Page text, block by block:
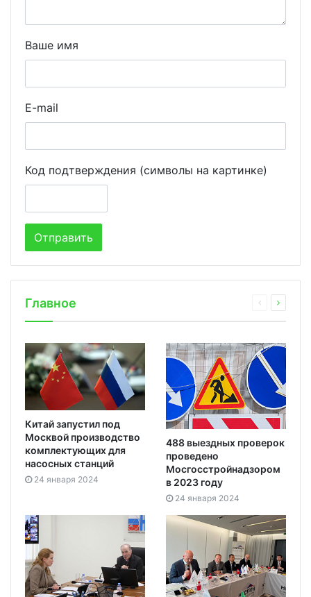
Ваше имя
E-mail
Код подтверждения (символы на картинке)
Главное
Китай запустил под
Москвой производство
комплектующих для
насосных станций
24 января 2024
488 выездных проверок
проведено
Мосгосстройнадзором
в 2023 году
24 января 2024